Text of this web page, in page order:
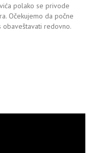
polako se privode
Očekujemo da počne
obaveštavati redovno.